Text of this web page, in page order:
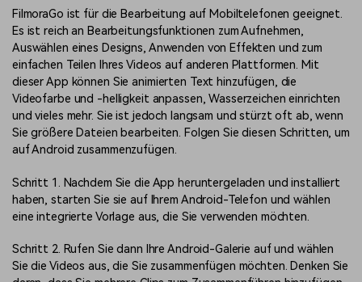
FilmoraGo ist für die Bearbeitung auf Mobiltelefonen geeignet.
Es ist reich an Bearbeitungsfunktionen zum Aufnehmen,
Auswählen eines Designs, Anwenden von Effekten und zum
einfachen Teilen Ihres Videos auf anderen Plattformen. Mit
dieser App können Sie animierten Text hinzufügen, die
Videofarbe und -helligkeit anpassen, Wasserzeichen einrichten
und vieles mehr. Sie ist jedoch langsam und stürzt oft ab, wenn
Sie größere Dateien bearbeiten. Folgen Sie diesen Schritten, um
auf Android zusammenzufügen.
Schritt 1. Nachdem Sie die App heruntergeladen und installiert
haben, starten Sie sie auf Ihrem Android-Telefon und wählen
eine integrierte Vorlage aus, die Sie verwenden möchten.
Schritt 2. Rufen Sie dann Ihre Android-Galerie auf und wählen
Sie die Videos aus, die Sie zusammenfügen möchten. Denken Sie